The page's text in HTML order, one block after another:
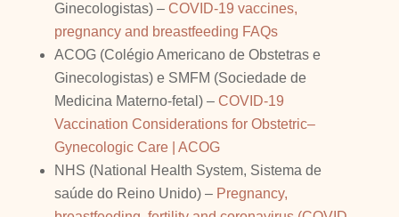
Ginecologistas) – COVID-19 vaccines,
pregnancy and breastfeeding FAQs
ACOG (Colégio Americano de Obstetras e
Ginecologistas) e SMFM (Sociedade de
Medicina Materno-fetal) – COVID-19
Vaccination Considerations for Obstetric–
Gynecologic Care | ACOG
NHS (National Health System, Sistema de
saúde do Reino Unido) – Pregnancy,